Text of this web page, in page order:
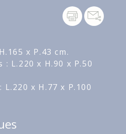
x P.43 cm.
L.220 x H.90 x P.50
x H.77 x P.100